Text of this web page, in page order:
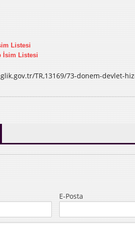
Listesi
İsim Listesi
TR,13169/73-donem-devlet-
E-Posta